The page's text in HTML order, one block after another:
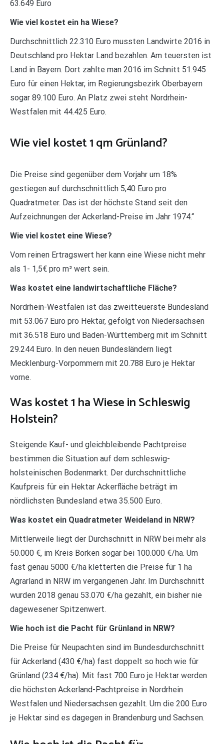
63.649 Euro
Wie viel kostet ein ha Wiese?
Durchschnittlich 22.310 Euro mussten Landwirte 2016 in
Deutschland pro Hektar Land bezahlen. Am teuersten ist
Land in Bayern. Dort zahlte man 2016 im Schnitt 51.945
Euro für einen Hektar, im Regierungsbezirk Oberbayern
sogar 89.100 Euro. An Platz zwei steht Nordrhein-
Westfalen mit 44.425 Euro.
Wie viel kostet 1 qm Grünland?
Die Preise sind gegenüber dem Vorjahr um 18%
gestiegen auf durchschnittlich 5,40 Euro pro
Quadratmeter. Das ist der höchste Stand seit den
Aufzeichnungen der Ackerland-Preise im Jahr 1974.“
Wie viel kostet eine Wiese?
Vom reinen Ertragswert her kann eine Wiese nicht mehr
als 1- 1,5€ pro m² wert sein.
Was kostet eine landwirtschaftliche Fläche?
Nordrhein-Westfalen ist das zweitteuerste Bundesland
mit 53.067 Euro pro Hektar, gefolgt von Niedersachsen
mit 36.518 Euro und Baden-Württemberg mit im Schnitt
29.244 Euro. In den neuen Bundesländern liegt
Mecklenburg-Vorpommern mit 20.788 Euro je Hektar
vorne.
Was kostet 1 ha Wiese in Schleswig
Holstein?
Steigende Kauf- und gleichbleibende Pachtpreise
bestimmen die Situation auf dem schleswig-
holsteinischen Bodenmarkt. Der durchschnittliche
Kaufpreis für ein Hektar Ackerfläche beträgt im
nördlichsten Bundesland etwa 35.500 Euro.
Was kostet ein Quadratmeter Weideland in NRW?
Mittlerweile liegt der Durchschnitt in NRW bei mehr als
50.000 €, im Kreis Borken sogar bei 100.000 €/ha. Um
fast genau 5000 €/ha kletterten die Preise für 1 ha
Agrarland in NRW im vergangenen Jahr. Im Durchschnitt
wurden 2018 genau 53.070 €/ha gezahlt, ein bisher nie
dagewesener Spitzenwert.
Wie hoch ist die Pacht für Grünland in NRW?
Die Preise für Neupachten sind im Bundesdurchschnitt
für Ackerland (430 €/ha) fast doppelt so hoch wie für
Grünland (234 €/ha). Mit fast 700 Euro je Hektar werden
die höchsten Ackerland-Pachtpreise in Nordrhein
Westfalen und Niedersachsen gezahlt. Um die 200 Euro
je Hektar sind es dagegen in Brandenburg und Sachsen.